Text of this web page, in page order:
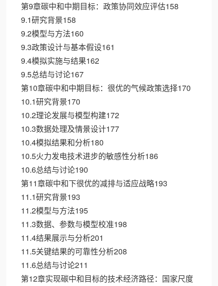
第9章碳中和中期目标：政策协同效应评估158
9.1研究背景158
9.2模型与方法160
9.3政策设计与基本假设161
9.4模拟实施与结果162
9.5总结与讨论167
第10章碳中和中期目标：很优的气候政策选择170
10.1研究背景170
10.2理论发展与模型构建172
10.3数据处理及情景设计177
10.4模拟结果和分析180
10.5火力发电技术进步的敏感性分析186
10.6总结与讨论190
第11章碳中和下很优的减排与适应战略193
11.1研究背景193
11.2模型与方法195
11.3数据、参数与模型校准198
11.4结果展示与分析201
11.5关键结果的可靠性分析208
11.6总结与讨论211
第12章实现碳中和目标的技术经济路径：国家尺度